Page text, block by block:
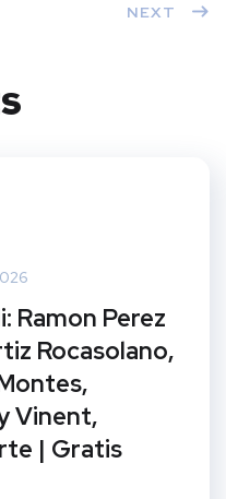
NEXT
Ramon Perez
Rocasolano,
Vinent,
| Gratis